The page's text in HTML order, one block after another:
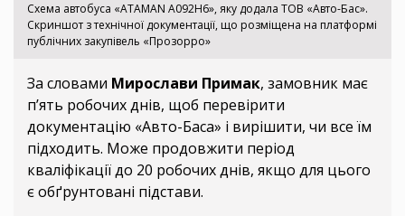
Схема автобуса «ATAMAN А092Н6», яку додала ТОВ «Авто-Бас».
Скриншот з технічної документації, що розміщена на платформі
публічних закупівель «Прозорро»
За словами Мирослави Примак, замовник має
п’ять робочих днів, щоб перевірити
документацію «Авто-Баса» і вирішити, чи все їм
підходить. Може продовжити період
кваліфікації до 20 робочих днів, якщо для цього
є обґрунтовані підстави.